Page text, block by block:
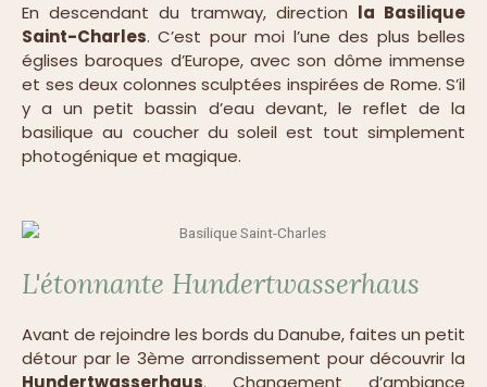
En descendant du tramway, direction la Basilique
Saint-Charles. C’est pour moi l’une des plus belles
églises baroques d’Europe, avec son dôme immense
et ses deux colonnes sculptées inspirées de Rome. S’il
y a un petit bassin d’eau devant, le reflet de la
basilique au coucher du soleil est tout simplement
photogénique et magique.
L'étonnante Hundertwasserhaus
Avant de rejoindre les bords du Danube, faites un petit
détour par le 3ème arrondissement pour découvrir la
Hundertwasserhaus. Changement d’ambiance